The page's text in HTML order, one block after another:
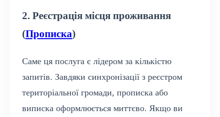
2. Реєстрація місця проживання
(Прописка)
Саме ця послуга є лідером за кількістю
запитів. Завдяки синхронізації з реєстром
територіальної громади, прописка або
виписка оформлюється миттєво. Якщо ви